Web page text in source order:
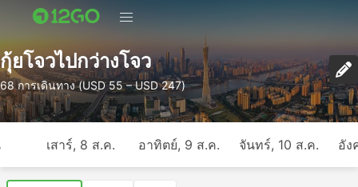
กุ้ยโจวไปกว่างโจว
68 การเดินทาง (USD 55 – USD 247)
เสาร์, 8 ส.ค. อาทิตย์, 9 ส.ค. จันทร์, 10 ส.ค. อัง